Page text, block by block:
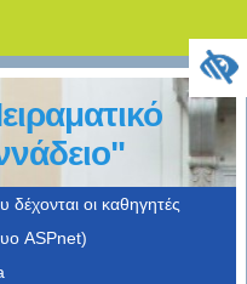
δέχονται οι καθηγητές
ASPnet)